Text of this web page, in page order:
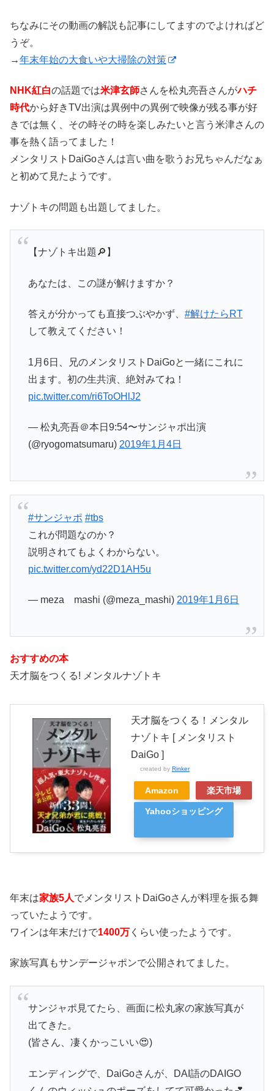
ちなみにその動画の解説も記事にしてますのでよければど
うぞ。
→年末年始の大食いや大掃除の対策
NHK紅白の話題では米津玄師さんを松丸亮吾さんがハチ
時代から好きTV出演は異例中の異例で映像が残る事が好
きでは無く、その時その時を楽しみたいと言う米津さんの
事を熱く語ってました！
メンタリストDaiGoさんは言い曲を歌うお兄ちゃんだなぁ
と初めて見たようです。
ナゾトキの問題も出題してました。
【ナゾトキ出題🔎】
あなたは、この謎が解けますか？
答えが分かっても直接つぶやかず、 #解けたらRT
して教えてください！
1月6日、兄のメンタリストDaiGoと一緒にこれに
出ます。初の生共演、絶対みてね！
pic.twitter.com/ri6ToOHlJ2
— 松丸亮吾＠本日9:54〜サンジャポ出演
(@ryogomatsumaru) 2019年1月4日
#サンジャポ #tbs
これが問題なのか？
説明されてもよくわからない。
pic.twitter.com/yd22D1AH5u
— meza mashi (@meza_mashi) 2019年1月6日
おすすめの本
天才脳をつくる! メンタルナゾトキ
天才脳をつくる！メンタル
ナゾトキ [ メンタリスト
DaiGo ]
created by Rinker
Amazon 楽天市場
Yahooショッピング
年末は家族5人でメンタリストDaiGoさんが料理を振る舞
っていたようです。
ワインは年末だけで1400万 くらい使ったようです。
家族写真もサンデージャポンで公開されてました。
サンジャポ見てたら、画面に松丸家の家族写真が
出てきた。
(皆さん、凄くかっこいい😍)
エンディングで、DaiGoさんが、DAI語のDAIGO